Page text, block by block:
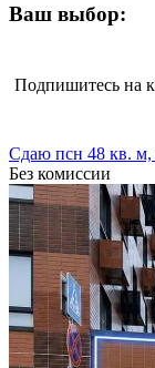
Ваш выбор:
Подпишитесь на
Сдаю псн 48 кв.
Без комиссии